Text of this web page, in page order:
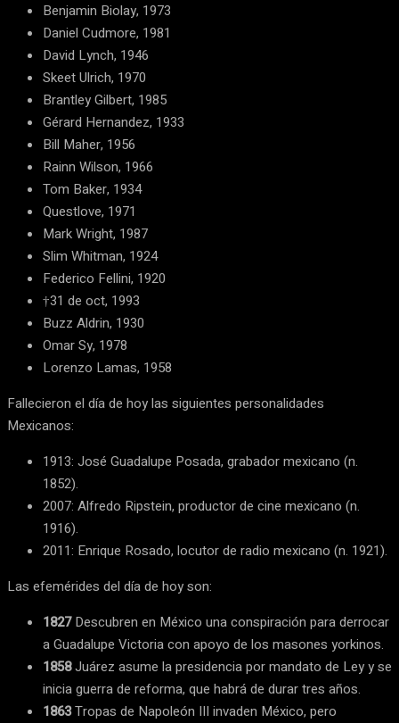
Benjamin Biolay, 1973
Daniel Cudmore, 1981
David Lynch, 1946
Skeet Ulrich, 1970
Brantley Gilbert, 1985
Gérard Hernandez, 1933
Bill Maher, 1956
Rainn Wilson, 1966
Tom Baker, 1934
Questlove, 1971
Mark Wright, 1987
Slim Whitman, 1924
Federico Fellini, 1920
†31 de oct, 1993
Buzz Aldrin, 1930
Omar Sy, 1978
Lorenzo Lamas, 1958
Fallecieron el día de hoy las siguientes personalidades
Mexicanos:
1913: José Guadalupe Posada, grabador mexicano (n.
1852).
2007: Alfredo Ripstein, productor de cine mexicano (n.
1916).
2011: Enrique Rosado, locutor de radio mexicano (n. 1921).
Las efemérides del día de hoy son:
1827Descubren en México una conspiración para derrocar
a Guadalupe Victoria con apoyo de los masones yorkinos.
1858Juárez asume la presidencia por mandato de Ley y se
inicia guerra de reforma, que habrá de durar tres años.
1863Tropas de Napoleón III invaden México, pero